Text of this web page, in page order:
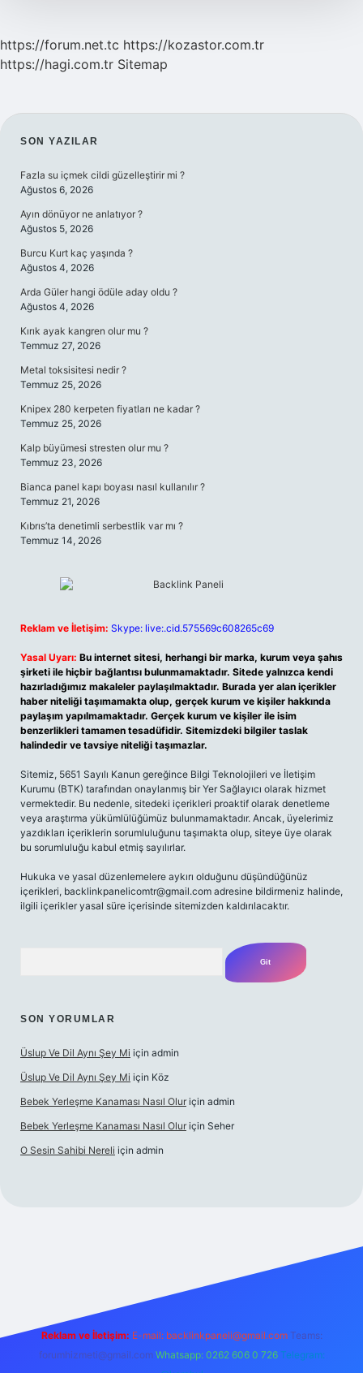
https://forum.net.tc https://kozastor.com.tr
https://hagi.com.tr Sitemap
SIDEBAR
SON YAZILAR
Fazla su içmek cildi güzelleştirir mi ?
Ağustos 6, 2026
Ayın dönüyor ne anlatıyor ?
Ağustos 5, 2026
Burcu Kurt kaç yaşında ?
Ağustos 4, 2026
Arda Güler hangi ödüle aday oldu ?
Ağustos 4, 2026
Kırık ayak kangren olur mu ?
Temmuz 27, 2026
Metal toksisitesi nedir ?
Temmuz 25, 2026
Knipex 280 kerpeten fiyatları ne kadar ?
Temmuz 25, 2026
Kalp büyümesi stresten olur mu ?
Temmuz 23, 2026
Bianca panel kapı boyası nasıl kullanılır ?
Temmuz 21, 2026
Kıbrıs’ta denetimli serbestlik var mı ?
Temmuz 14, 2026
Reklam ve İletişim: Skype: live:.cid.575569c608265c69
Yasal Uyarı: Bu internet sitesi, herhangi bir marka, kurum veya şahıs
şirketi ile hiçbir bağlantısı bulunmamaktadır. Sitede yalnızca kendi
hazırladığımız makaleler paylaşılmaktadır. Burada yer alan içerikler
haber niteliği taşımamakta olup, gerçek kurum ve kişiler hakkında
paylaşım yapılmamaktadır. Gerçek kurum ve kişiler ile isim
benzerlikleri tamamen tesadüfidir. Sitemizdeki bilgiler taslak
halindedir ve tavsiye niteliği taşımazlar.
Sitemiz, 5651 Sayılı Kanun gereğince Bilgi Teknolojileri ve İletişim
Kurumu (BTK) tarafından onaylanmış bir Yer Sağlayıcı olarak hizmet
vermektedir. Bu nedenle, sitedeki içerikleri proaktif olarak denetleme
veya araştırma yükümlülüğümüz bulunmamaktadır. Ancak, üyelerimiz
yazdıkları içeriklerin sorumluluğunu taşımakta olup, siteye üye olarak
bu sorumluluğu kabul etmiş sayılırlar.
Hukuka ve yasal düzenlemelere aykırı olduğunu düşündüğünüz
içerikleri, backlinkpanelicomtr@gmail.com adresine bildirmeniz halinde,
ilgili içerikler yasal süre içerisinde sitemizden kaldırılacaktır.
SON YORUMLAR
Üslup Ve Dil Aynı Şey Mi için admin
Üslup Ve Dil Aynı Şey Mi için Köz
Bebek Yerleşme Kanaması Nasıl Olur için admin
Bebek Yerleşme Kanaması Nasıl Olur için Seher
O Sesin Sahibi Nereli için admin
Reklam ve İletişim: E-mail: backlinkpaneli@gmail.com Teams:
forumhizmeti@gmail.com Whatsapp: 0262 606 0 726 Telegram: